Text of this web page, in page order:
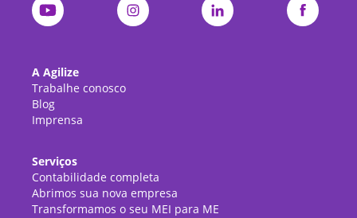
A Agilize
Trabalhe conosco
Blog
Imprensa
Serviços
Contabilidade completa
Abrimos sua nova empresa
Transformamos o seu MEI para ME